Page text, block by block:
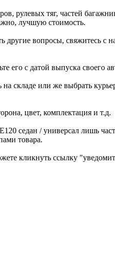
рулевых тяг, частей
лучшую стоимость.
другие вопросы, свяжитесь
его с датой выпуска своего
складе или же выбрать
цвет, комплектация и т.д.
седан / универсал лишь
товара.
кликнуть ссылку